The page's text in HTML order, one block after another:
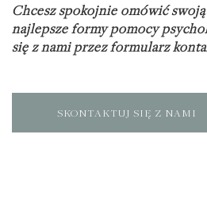
Chcesz spokojnie omówić
najlepsze formy pomocy
się z nami przezformularz
SKONTAKTUJ SIĘ Z NAMI